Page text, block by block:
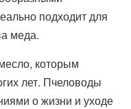
подходит для
меда.
которым
лет. Пчеловоды
о жизни и уходе